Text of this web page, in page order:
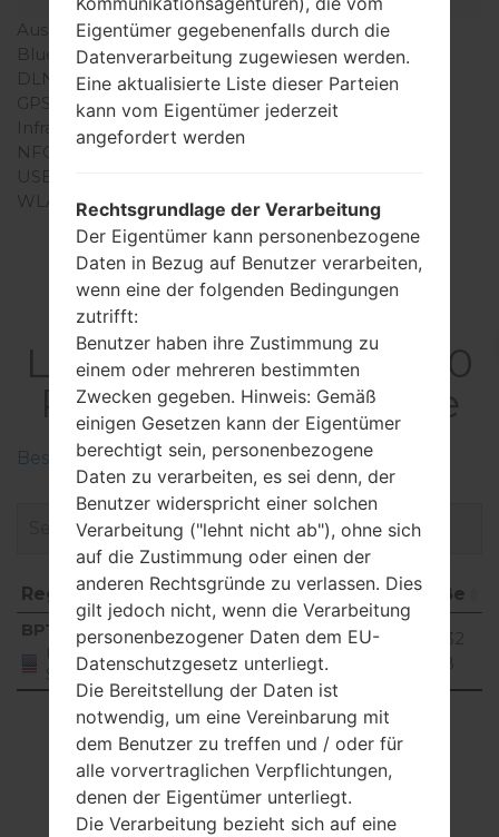
Interfaces
Ausgabe für Audio
3.5mm jack
Bluetooth
Version 2.1, A2DP
DLNA
Nein
GPS
-
Infrarotanschluss
Nein
NFC
USB
WLAN
-
Firmware
LGAN270PP(LGAN270
PP) akaLG Exchange
Beschreiben Sie die Regionen der LG-Firmwaren
Region Dateiname OS Größe
Region
Dateiname OS
BPT
United
States
AN270AV1_01.S1_01.cab
Unknown
56.32
Showing 1 to 1 of 1 entries
Previous 1 Next
Eigentümer gegebenenfalls durch die
Datenverarbeitung zugewiesen werden.
Eine aktualisierte Liste dieser Parteien
kann vom Eigentümer jederzeit
angefordert werden
Rechtsgrundlage der Verarbeitung
Der Eigentümer kann personenbezogene
Daten in Bezug auf Benutzer verarbeiten,
wenn eine der folgenden Bedingungen
zutrifft:
Benutzer haben ihre Zustimmung zu
einem oder mehreren bestimmten
Zwecken gegeben. Hinweis: Gemäß
einigen Gesetzen kann der Eigentümer
berechtigt sein, personenbezogene
Daten zu verarbeiten, es sei denn, der
Benutzer widerspricht einer solchen
Verarbeitung ("lehnt nicht ab"), ohne sich
auf die Zustimmung oder einen der
anderen Rechtsgründe zu verlassen. Dies
gilt jedoch nicht, wenn die Verarbeitung
personenbezogener Daten dem EU-
Datenschutzgesetz unterliegt.
Die Bereitstellung der Daten ist
notwendig, um eine Vereinbarung mit
dem Benutzer zu treffen und / oder für
alle vorvertraglichen Verpflichtungen,
denen der Eigentümer unterliegt.
Die Verarbeitung bezieht sich auf eine